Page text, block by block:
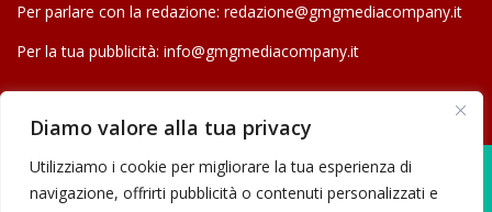
Diamo valore alla tua privacy
Utilizziamo i cookie per migliorare la tua esperienza di
navigazione, offrirti pubblicità o contenuti personalizzati e
Per parlare con la redazione: redazione@gmgmediacompany.it
Per la tua pubblicità: info@gmgmediacompany.it